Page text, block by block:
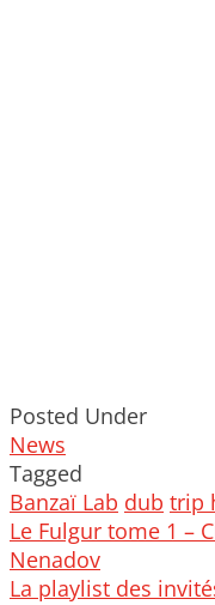
Posted Under
News
Tagged
Banzaï Lab dub trip
Post
navigation
Le Fulgur tome 1 –
Nenadov
La playlist des